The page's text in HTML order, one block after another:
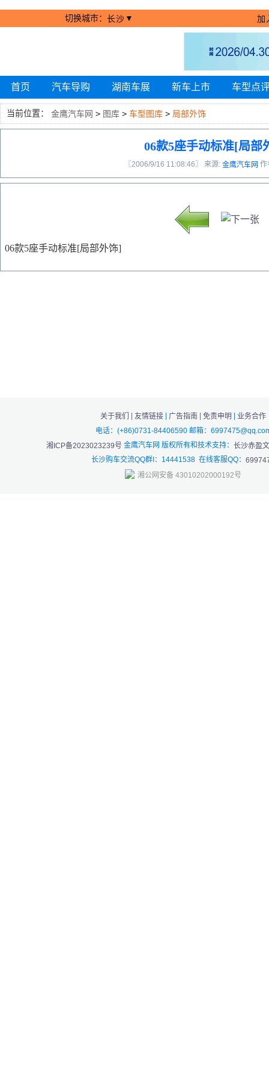
切换城市： 长沙 ▼ 加
首页 汽车导购 湖南车展 新车上市 车型点
当前位置： 金鹰汽车网 > 图库 > 车型图库 > 局部外饰
06款5座手动标准[局部
〖2006/9/16 11:08:46〗 来源: 金鹰汽车网 作
06款5座手动标准[局部外饰]
关于我们 | 友情链接 | 广告指南 | 免责申明 | 业务合作
电话：(+86)0731-84406590 邮箱：
湘ICP备2023023239号 金鹰汽车网 版权所有和技术支持： 长沙赤盈
长沙购车交流QQ群I：14441538 在线客服QQ：
湘公网安备 43010202000192号